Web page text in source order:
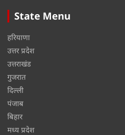
State Menu
हरियाणा
उत्तर प्रदेश
उत्तराखंड
गुजरात
दिल्ली
पंजाब
बिहार
मध्य प्रदेश